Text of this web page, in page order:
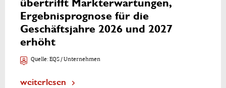
übertrifft Markterwartungen,
Ergebnisprognose für die
Geschäftsjahre 2026 und 2027
erhöht
Quelle:EQS / Unternehmen
weiterlesen